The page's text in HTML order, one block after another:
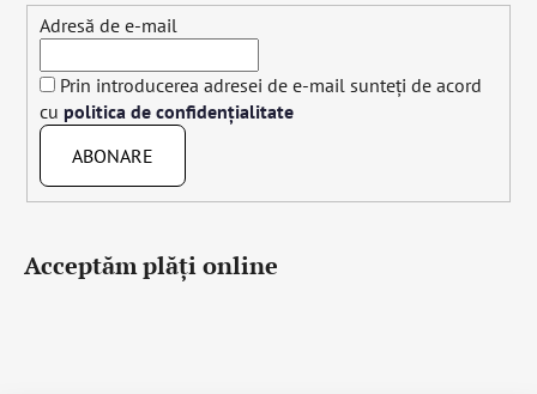
Adresă de e-mail
Prin introducerea adresei de e-mail sunteți de acord
cu politica de confidențialitate
ABONARE
Acceptăm plăţi online